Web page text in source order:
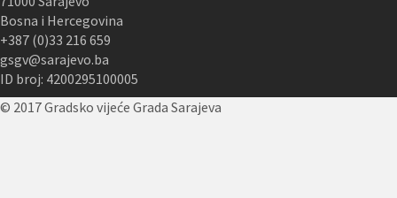
Bosna i Hercegovina
+387 (0)33 216 659
gsgv@sarajevo.ba
ID broj: 4200295100005
© 2017 Gradsko vijeće Grada Sarajeva